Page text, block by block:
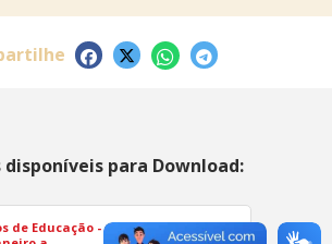
disponíveis para Download:
de Educação -